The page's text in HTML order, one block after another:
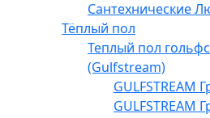
Сантехнические
Тёплый пол
Теплый пол
(Gulfstream)
GULFSTREAM